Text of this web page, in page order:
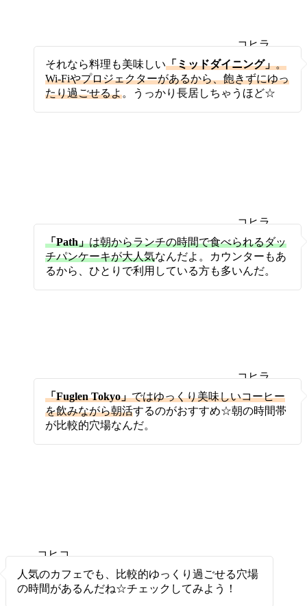
コヒラ
それなら料理も美味しい「ミッドダイニング」。
Wi-Fiやプロジェクターがあるから、飽きずにゆっ
たり過ごせるよ。うっかり長居しちゃうほど☆
コヒラ
「Path」は朝からランチの時間で食べられるダッ
チパンケーキが大人気なんだよ。カウンターもあ
るから、ひとりで利用している方も多いんだ。
コヒラ
「Fuglen Tokyo」ではゆっくり美味しいコーヒー
を飲みながら朝活するのがおすすめ☆朝の時間帯
が比較的穴場なんだ。
コヒコ
人気のカフェでも、比較的ゆっくり過ごせる穴場
の時間があるんだね☆チェックしてみよう！